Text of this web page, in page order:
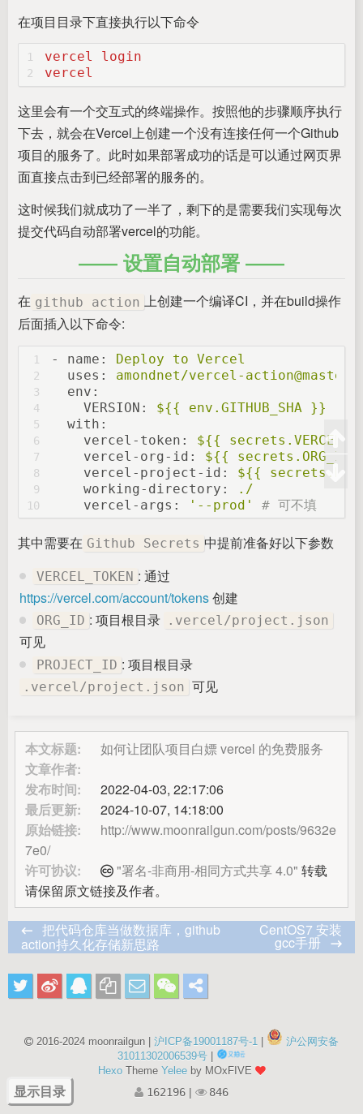
在项目目录下直接执行以下命令
1
2
vercel login
vercel
这里会有一个交互式的终端操作。按照他的步骤顺序执行
下去，就会在Vercel上创建一个没有连接任何一个Github
项目的服务了。此时如果部署成功的话是可以通过网页界
面直接点击到已经部署的服务的。
这时候我们就成功了一半了，剩下的是需要我们实现每次
提交代码自动部署vercel的功能。
设置自动部署
在 github action 上创建一个编译CI，并在build操作
后面插入以下命令:
1
2
3
4
5
6
7
8
9
10
- name: Deploy to Vercel
uses:
amondnet/vercel-action@master
env:
VERSION:
${{ env.GITHUB_SHA
}}
with:
vercel-token:
${{
vercel-org-id:
${{
vercel-project-id:
${{
working-directory:
./
vercel-args:
'--prod' # 可不填
其中需要在 Github Secrets 中提前准备好以下参数
VERCEL_TOKEN : 通过
https://vercel.com/account/tokens创建
ORG_ID : 项目根目录 .vercel/project.json
可见
PROJECT_ID : 项目根目录
.vercel/project.json 可见
本文标题:
如何让团队项目白嫖 vercel 的免费服务
文章作者:
发布时间:
2022-04-03, 22:17:06
最后更新:
2024-10-07, 14:18:00
原始链接:
http://www.moonrailgun.com/posts/9632e
7e0/
许可协议:
"署名-非商用-相同方式共享 4.0" 转载
请保留原文链接及作者。
把代码仓库当做数据库，github
action持久化存储新思路
CentOS7 安装
gcc手册
2016-2024 moonrailgun | 沪ICP备19001187号-1
沪公网安备
31011302006539号
HexoTheme Yeleeby MOxFIVE
162196 | 846